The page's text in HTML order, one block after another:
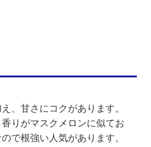
、甘さにコクがあります。
りがマスクメロンに似てお
で根強い人気があります。